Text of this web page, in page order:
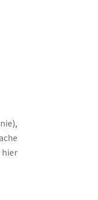
hier